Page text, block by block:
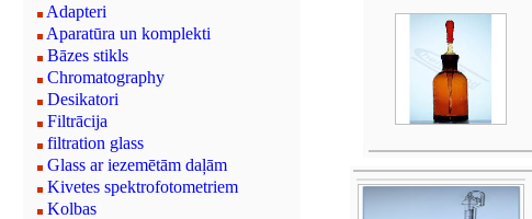
Adapteri
Aparatūra un komplekti
Bāzes stikls
Chromatography
Desikatori
Filtrācija
filtration glass
Glass ar iezemētām daļām
Kivetes spektrofotometriem
Kolbas